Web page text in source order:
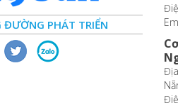
ĐƯỜNG PHÁT TRIỂN